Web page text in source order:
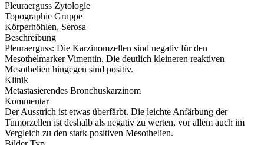
Pleuraerguss Zytologie
Topographie Gruppe
Körperhöhlen, Serosa
Beschreibung
Pleuraerguss: Die Karzinomzellen sind negativ für den
Mesothelmarker Vimentin. Die deutlich kleineren reaktiven
Mesothelien hingegen sind positiv.
Klinik
Metastasierendes Bronchuskarzinom
Kommentar
Der Ausstrich ist etwas überfärbt. Die leichte Anfärbung der
Tumorzellen ist deshalb als negativ zu werten, vor allem auch im
Vergleich zu den stark positiven Mesothelien.